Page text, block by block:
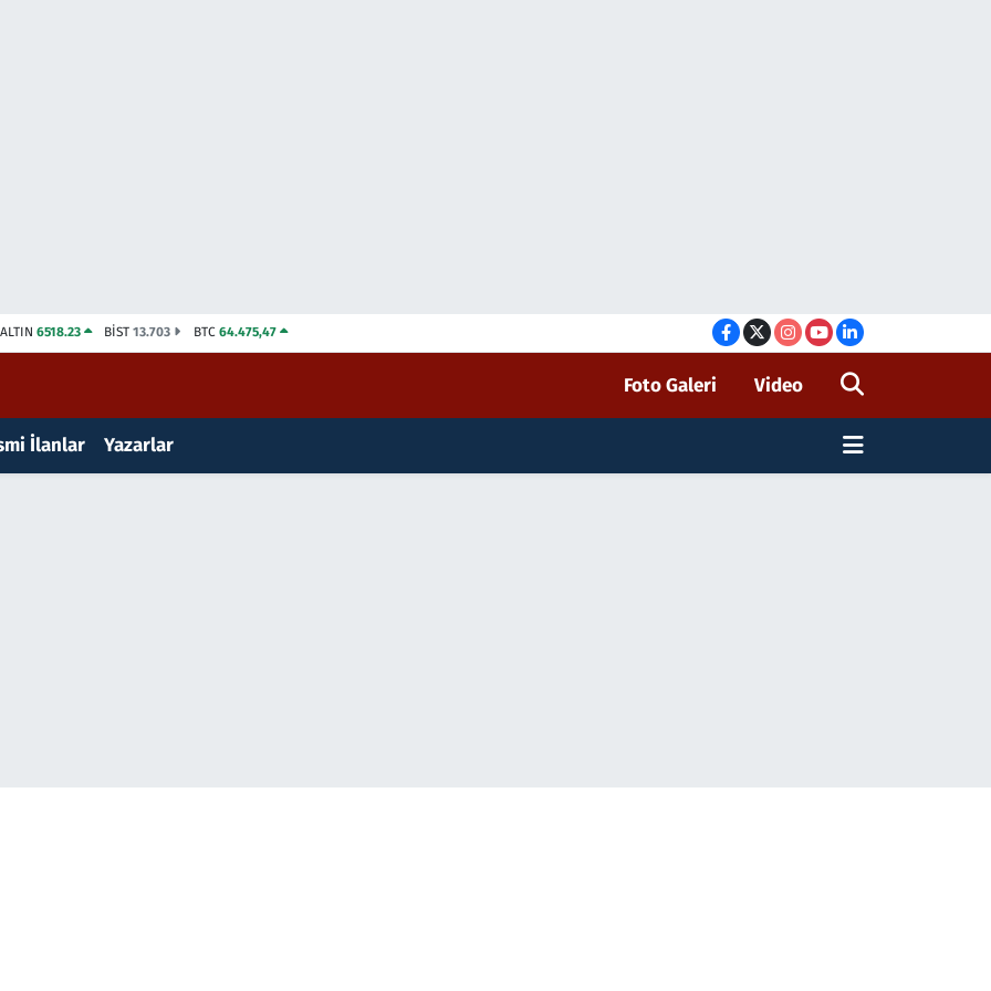
ALTIN 6518.23 BİST13.703 BTC 64.475,47
Foto Galeri Video
İlanlar Yazarlar